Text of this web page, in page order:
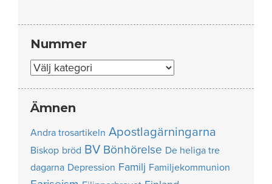
Nummer
Nummer
Ämnen
Andra trosartikeln Apostlagärningarna
Biskop bröd BV Bönhörelse De heliga tre
dagarna Depression Familj Familjekommunion